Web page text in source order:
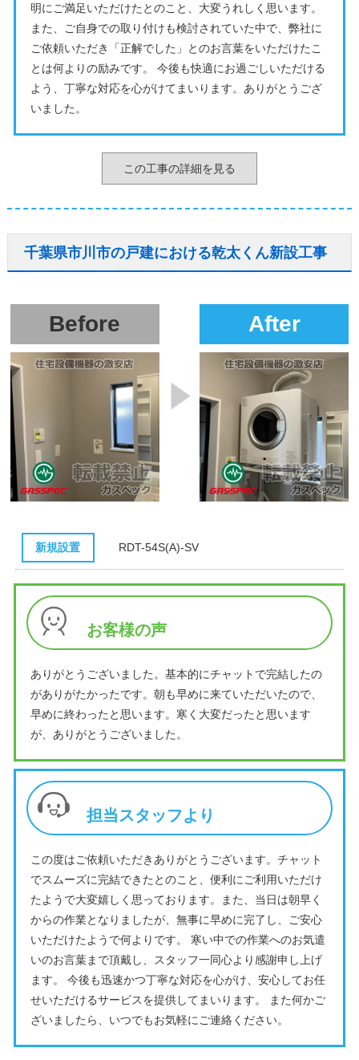
明にご満足いただけたとのこと、大変うれしく思います。
また、ご自身での取り付けも検討されていた中で、弊社に
ご依頼いただき「正解でした」とのお言葉をいただけたこ
とは何よりの励みです。 今後も快適にお過ごしいただける
よう、丁寧な対応を心がけてまいります。ありがとうござ
いました。
この工事の詳細を見る
千葉県市川市の戸建における乾太くん新設工事
Before After
新規設置 RDT-54S(A)-SV
お客様の声
ありがとうございました。基本的にチャットで完結したの
がありがたかったです。朝も早めに来ていただいたので、
早めに終わったと思います。寒く大変だったと思います
が、ありがとうございました。
担当スタッフより
この度はご依頼いただきありがとうございます。チャット
でスムーズに完結できたとのこと、便利にご利用いただけ
たようで大変嬉しく思っております。また、当日は朝早く
からの作業となりましたが、無事に早めに完了し、ご安心
いただけたようで何よりです。 寒い中での作業へのお気遣
いのお言葉まで頂戴し、スタッフ一同心より感謝申し上げ
ます。 今後も迅速かつ丁寧な対応を心がけ、安心してお任
せいただけるサービスを提供してまいります。 また何かご
ざいましたら、いつでもお気軽にご連絡ください。